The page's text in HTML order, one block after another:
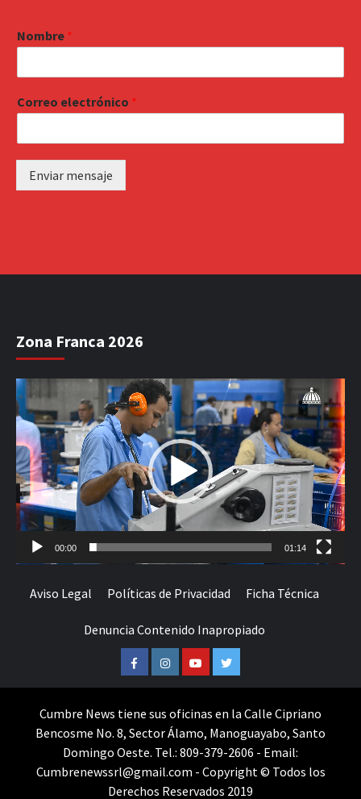
Nombre *
Correo electrónico *
Enviar mensaje
Zona Franca 2026
Reproductor
de
vídeo
00:00 01:14
Aviso Legal Políticas de Privacidad Ficha Técnica
Denuncia Contenido Inapropiado
FacebookInstagramYoutubeTwitter
Cumbre News tiene sus oficinas en la Calle Cipriano
Bencosme No. 8, Sector Álamo, Manoguayabo, Santo
Domingo Oeste. Tel.: 809-379-2606 - Email:
Cumbrenewssrl@gmail.com - Copyright © Todos los
Derechos Reservados 2019